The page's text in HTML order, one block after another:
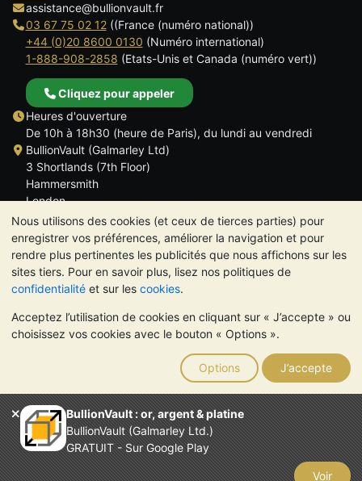
Nous utilisons des cookies (et ceux de tierces parties) pour
enregistrer vos préférences, améliorer la navigation et pour
rendre plus pertinentes les publicités que nous affichons sur les
sites tiers. Pour en savoir plus, lisez nos politiques de
confidentialité et sur les cookies.
Acceptez l’utilisation de cookies en cliquant sur « J’accepte » ou
choisissez vos cookies avec le bouton « Options ».
Options J’accepte
BullionVault : or, argent & platine
BullionVault (Galmarley Ltd.)
GRATUIT - Sur Google Play
Voir
assistance@bullionvault.fr
03 67 75 02 12((France (numéro national))
+44 (0)20 8600 0130 (Numéro international)
1-888-908-2858 (Etats-Unis et Canada (numéro vert))
Cliquez pour appeler
Heures d'ouverture
De 10h à 18h30 (heure de Paris), du lundi au vendredi
BullionVault (Galmarley Ltd)
3 Shortlands (7th Floor)
Hammersmith
London
W6 8DA
ROYAUME UNI
TrustScore 4.6 | 534 avis
VEUILLEZ NOTER: La valeur des métaux précieux peut aussi
bien baisser qu'augmenter. Les tendances historiques ne
garantissent pas l'évolution future des cours. Rien sur les sites
Internet de BullionVault ou dans ses communications ne
constitue un conseil en investissement. Demander l'avis d'un
professionnel est à envisager pour déterminer si la possession
de métaux précieux vous convient.
Entreprise enregistrée en Grande-Bretagne (numéro 4943684)
BullionVault Ltd © 2026